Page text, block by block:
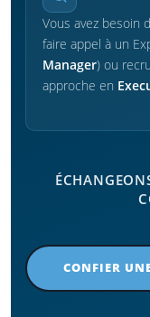
Vous avez besoin
faire appel à un
Manager) ou
approche en
CONFIER